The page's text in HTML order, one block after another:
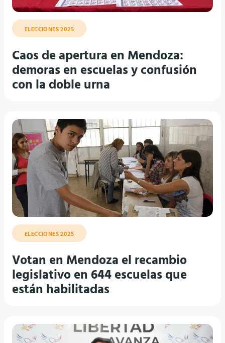
ELECCIONES 2025
Caos de apertura en Mendoza:
demoras en escuelas y confusión
con la doble urna
ELECCIONES 2025
Votan en Mendoza el recambio
legislativo en 644 escuelas que
están habilitadas